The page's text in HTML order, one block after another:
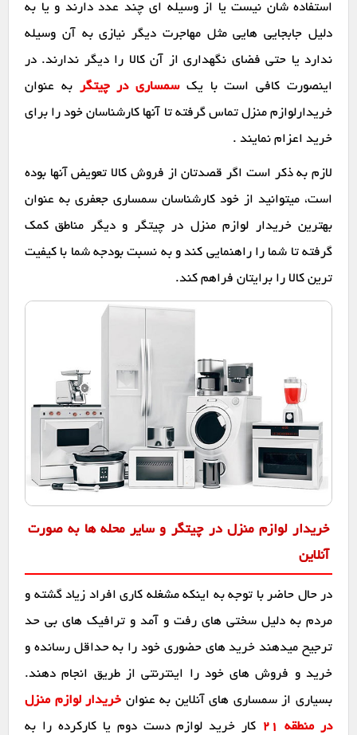
استفاده شان نیست یا از وسیله ای چند عدد دارند و یا به
دلیل جابجایی هایی مثل مهاجرت دیگر نیازی به آن وسیله
ندارد یا حتی فضای نگهداری از آن کالا را دیگر ندارند. در
اینصورت کافی است با یکسمساری در چیتگر به عنوان
خریدارلوازم منزل تماس گرفته تا آنها کارشناسان خود را برای
خرید اعزام نمایند .
لازم به ذکر است اگر قصدتان از فروش کالا تعویض آنها بوده
است، میتوانید از خود کارشناسان سمساری جعفری به عنوان
بهترین خریدار لوازم منزل در چیتگر و دیگر مناطق کمک
گرفته تا شما را راهنمایی کند و به نسبت بودجه شما با کیفیت
ترین کالا را برایتان فراهم کند.
خریدار لوازم منزل در چیتگر و سایر محله ها به صورت
آنلاین
در حال حاضر با توجه به اینکه مشغله کاری افراد زیاد گشته و
مردم به دلیل سختی های رفت و آمد و ترافیک های بی حد
ترجیح میدهند خرید های حضوری خود را به حداقل رسانده و
خرید و فروش های خود را اینترنتی از طریق انجام دهند.
بسیاری از سمساری های آنلاین به عنوان خریدار لوازم منزل
در منطقه 21
کار خرید لوازم دست دوم یا کارکرده را به